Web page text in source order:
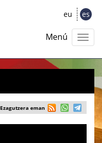
eu es
Menú
Ezagutzera eman